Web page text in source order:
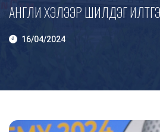
АНГЛИ ХЭЛЭЭР ШИЛДЭГ
16/04/2024